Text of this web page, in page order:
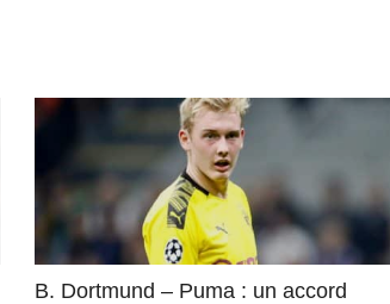
B. Dortmund – Puma : un accord